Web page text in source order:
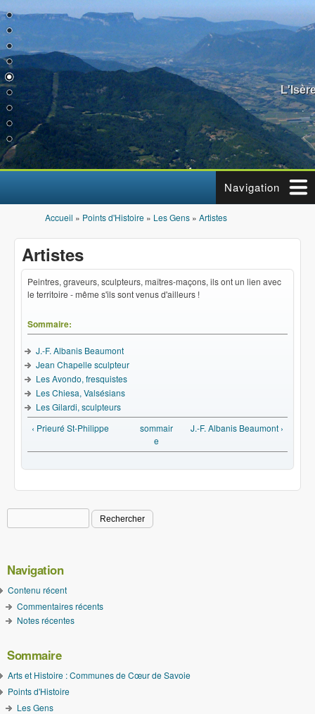
Aller au contenu principal
Navigation
Vous êtes ici
Accueil » Points d'Histoire » Les Gens » Artistes
Artistes
Peintres, graveurs, sculpteurs, maîtres-maçons, ils ont un lien avec
le territoire - même s'ils sont venus d'ailleurs !
Sommaire:
J.-F. Albanis Beaumont
Jean Chapelle sculpteur
Les Avondo, fresquistes
Les Chiesa, Valsésians
Les Gilardi, sculpteurs
‹ Prieuré St-Philippe
sommair
e
J.-F. Albanis Beaumont ›
Formulaire de recherche
Navigation
Contenu récent
Commentaires récents
Notes récentes
Sommaire
Arts et Histoire : Communes de Cœur de Savoie
Points d'Histoire
Les Gens